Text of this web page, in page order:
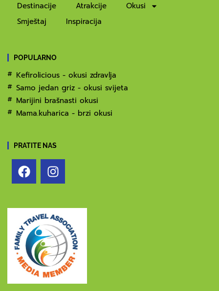
Destinacije Atrakcije
Okusi
Smještaj
Inspiracija
POPULARNO
Kefirolicious - okusi zdravlja
Samo jedan griz - okusi svijeta
Marijini brašnasti okusi
Mama.kuharica - brzi okusi
PRATITE NAS